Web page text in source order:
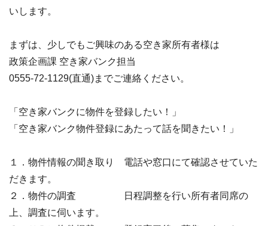
いします。
まずは、少しでもご興味のある空き家所有者様は
政策企画課 空き家バンク担当
0555-72-1129(直通)までご連絡ください。
「空き家バンクに物件を登録したい！」
「空き家バンク物件登録にあたって話を聞きたい！」
１．物件情報の聞き取り 電話や窓口にて確認させていた
だきます。
２．物件の調査 日程調整を行い所有者同席の
上、調査に伺います。